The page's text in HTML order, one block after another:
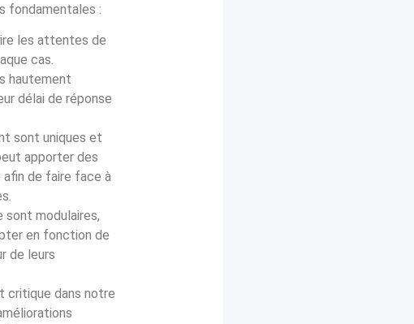
fondamentales :
les attentes de
cas.
hautement
délai de réponse
sont uniques et
apporter des
afin de faire face à
modulaires,
en fonction de
de leurs
critique dans notre